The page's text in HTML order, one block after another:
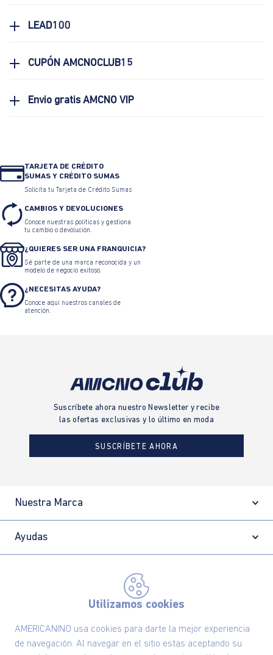
Utilizamos cookies
AMERICANINO usa cookies para darte la mejor experiencia
de navegación. Al navegar en el sitio estas aceptando su
LEAD100
CUPÓN AMCNOCLUB15
Envio gratis AMCNO VIP
TARJETA DE CRÉDITO
SUMAS Y CRÉDITO SUMAS
Solicita tu Tarjeta de Crédito Sumas
CAMBIOS Y DEVOLUCIONES
Conoce nuestras políticas y gestiona
tu cambio o devolución.
¿QUIERES SER UNA FRANQUICIA?
Sé parte de una marca reconocida y un
modelo de negocio exitoso.
¿NECESITAS AYUDA?
Conoce aquí nuestros canales de
atención.
Suscríbete ahora nuestro Newsletter y recibe
las ofertas exclusivas y lo último en moda
SUSCRÍBETE AHORA
Nuestra Marca
Ayudas